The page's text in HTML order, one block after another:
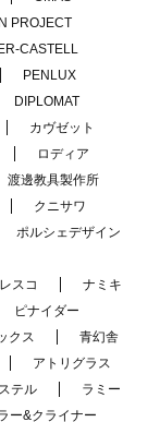
PROJECT
CASTELL
PENLUX
DIPLOMAT
カヴゼット
ロディア
渡邊教具製作所
クニサワ
ポルシェデザイン
スコ
ナミキ
ピナイダー
クス
青幻舎
アトリグラス
テル
ラミー
ー&クライナー